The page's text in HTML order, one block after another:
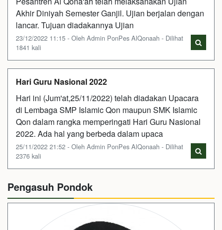
Akhir Diniyah Semester Ganjil. Ujian berjalan dengan
lancar. Tujuan diadakannya Ujian
23/12/2022 11:15 - Oleh Admin PonPes AlQonaah - Dilihat
1841 kali
Hari Guru Nasional 2022
Hari ini (Jum'at,25/11/2022) telah diadakan Upacara
di Lembaga SMP Islamic Qon maupun SMK Islamic
Qon dalam rangka memperingati Hari Guru Nasional
2022. Ada hal yang berbeda dalam upaca
25/11/2022 21:52 - Oleh Admin PonPes AlQonaah - Dilihat
2376 kali
Pengasuh Pondok